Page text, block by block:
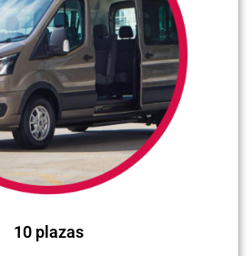
10 plazas